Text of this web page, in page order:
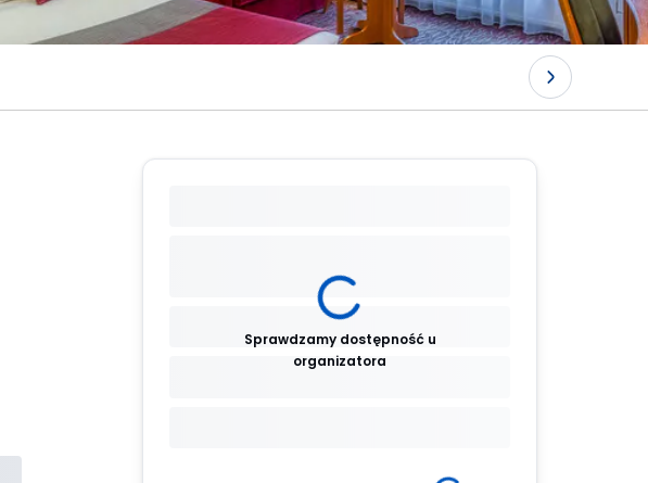
Sprawdzamy dostępność u
organizatora